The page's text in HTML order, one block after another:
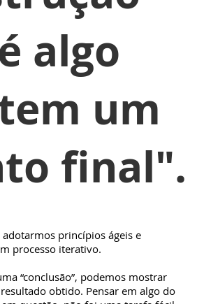
algo
um
final".
princípios ágeis e
processo iterativo.
“conclusão”, podemos mostrar
obtido. Pensar em algo do